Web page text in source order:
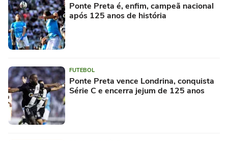
Ponte Preta é, enfim, campeã nacional
após 125 anos de história
FUTEBOL
Ponte Preta vence Londrina, conquista
Série C e encerra jejum de 125 anos